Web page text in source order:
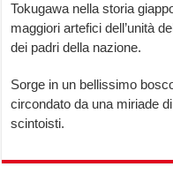
Tokugawa nella storia
maggiori artefici dell’unità
dei padri della nazione.
Sorge in un bellissimo
circondato da una miriade
scintoisti.